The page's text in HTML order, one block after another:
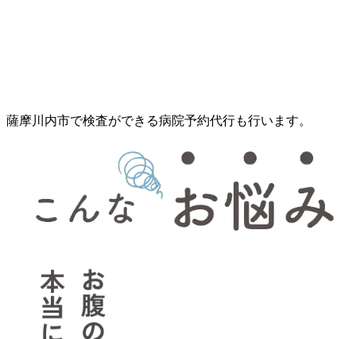
薩摩川内市で検査ができる病院予約代行も行います。